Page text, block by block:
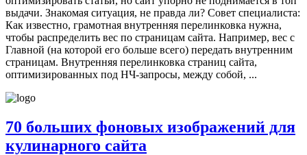
выдачи. Знакомая ситуация, не правда ли? Совет специалиста:
Как известно, грамотная внутренняя перелинковка нужна,
чтобы распределить вес по страницам сайта. Например, вес с
Главной (на которой его больше всего) передать внутренним
страницам. Внутренняя перелинковка страниц сайта,
оптимизированных под НЧ-запросы, между собой, ...
70 больших фоновых изображений для
кулинарного сайта